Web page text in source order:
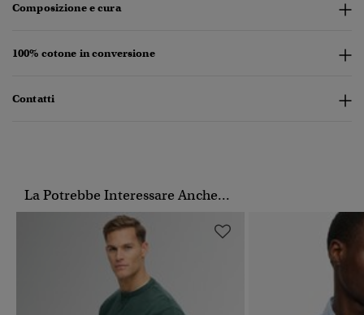
Composizione e cura
100% cotone in conversione
Contatti
La Potrebbe Interessare Anche...